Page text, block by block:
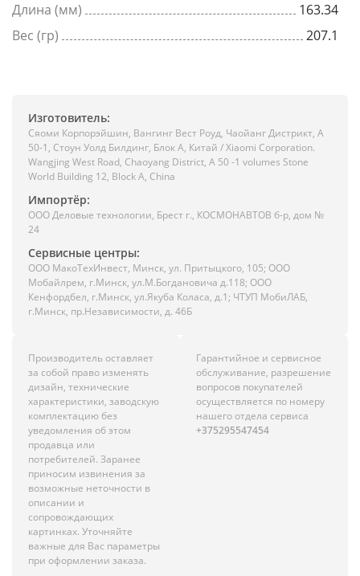
Длина (мм)
163.34
Вес (гр)
207.1
Изготовитель:
Сяоми Корпорэйшин, Вангинг Вест Роуд, Чаойанг Дистрикт, А
50-1, Стоун Уолд Билдинг, Блок А, Китай / Xiaomi Corporation.
Wangjing West Road, Chaoyang District, A 50 -1 volumes Stone
World Building 12, Block A, China
Импортёр:
ООО Деловые технологии, Брест г., КОСМОНАВТОВ б-р, дом №
24
Сервисные центры:
ООО МакоТехИнвест, Минск, ул. Притыцкого, 105; ООО
Мобайлрем, г.Минск, ул.М.Богдановича д.118; ООО
Кенфордбел, г.Минск, ул.Якуба Коласа, д.1; ЧТУП МобиЛАБ,
г.Минск, пр.Независимости, д. 46Б
Производитель оставляет
за собой право изменять
дизайн, технические
характеристики, заводскую
комплектацию без
уведомления об этом
продавца или
потребителей. Заранее
приносим извинения за
возможные неточности в
описании и
сопровождающих
картинках. Уточняйте
важные для Вас параметры
при оформлении заказа.
Гарантийное и сервисное
обслуживание, разрешение
вопросов покупателей
осуществляется по номеру
нашего отдела сервиса
+375295547454